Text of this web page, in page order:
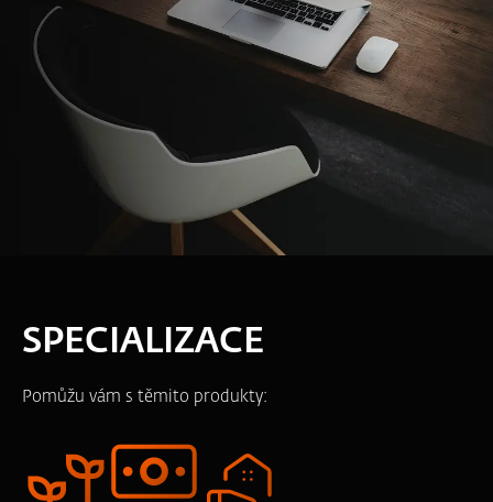
SPECIALIZACE
Pomůžu vám s těmito produkty: